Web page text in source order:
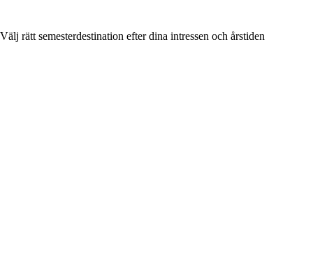
Välj rätt semesterdestination efter dina intressen och årstiden